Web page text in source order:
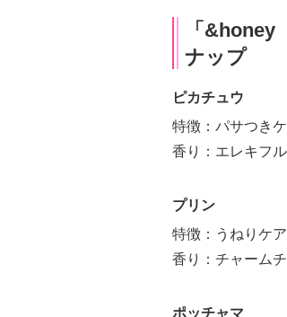
「
ナップ
ピカチュウ
特徴：パサつき
香り：エレキフ
プリン
特徴：うねりケア
香り：チャーム
ポッチャマ